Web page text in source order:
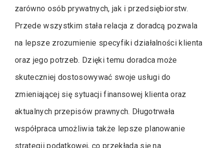
zarówno osób prywatnych, jak i przedsiębiorstw.
Przede wszystkim stała relacja z doradcą pozwala
na lepsze zrozumienie specyfiki działalności klienta
oraz jego potrzeb. Dzięki temu doradca może
skuteczniej dostosowywać swoje usługi do
zmieniającej się sytuacji finansowej klienta oraz
aktualnych przepisów prawnych. Długotrwała
współpraca umożliwia także lepsze planowanie
strategii podatkowej, co przekłada się na